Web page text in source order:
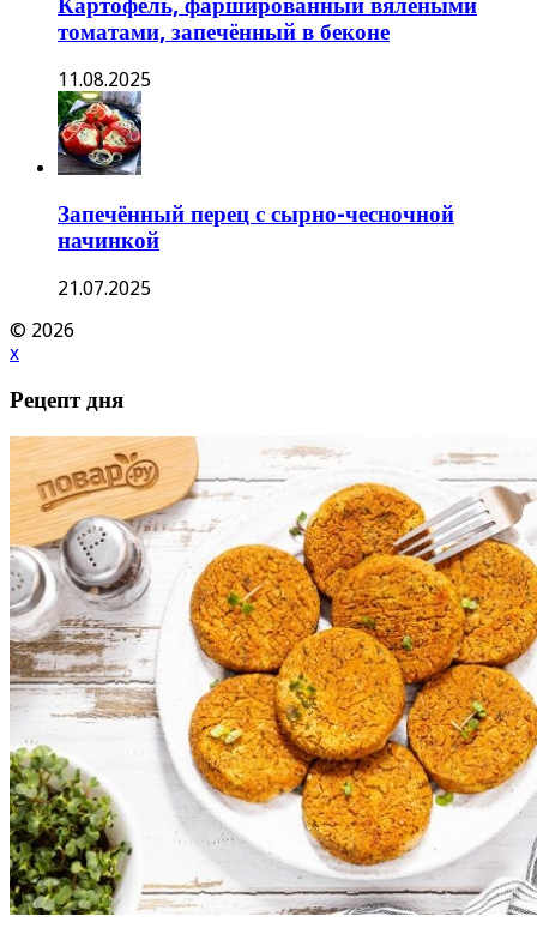
Картофель, фаршированный вялеными
томатами, запечённый в беконе
11.08.2025
Запечённый перец с сырно-чесночной
начинкой
21.07.2025
© 2026
x
Рецепт дня